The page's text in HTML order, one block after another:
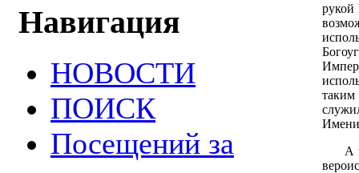
Навигация
НОВОСТИ
ПОИСК
Посещений за
рукой
таким
А